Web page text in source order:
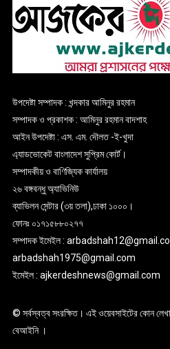
উপদেষ্টা সম্পাদক : খন্দকার আমিনুর রহমান
সম্পাদক ও প্রকাশক : আমিনুর রহমান বাদশাহ
আইন উপদেষ্টা : এস. এম. দৌলত -ই-খুদা
এ্যাডভোকেট বাংলাদেশ সুপ্রিম কোর্ট।
সম্পাদকীয় ও বাণিজ্যিক কার্যালয়
২৬ বঙ্গবন্ধু অ্যাভিনিউ
ব্যাভিলন সেন্টার (৩য় তলা),ঢাকা ১০০০।
ফোনঃ ০১৭১৫৮৮০২৭৭
সম্পাদক ইমেইল :
arbadshah1975@gmail.com
ইমেইল : ajkerdeshnews@gmail.com
© সর্বস্বত্ব সংরক্ষিত। এই ওয়েবসাইটের কোন
বেআইনি ।